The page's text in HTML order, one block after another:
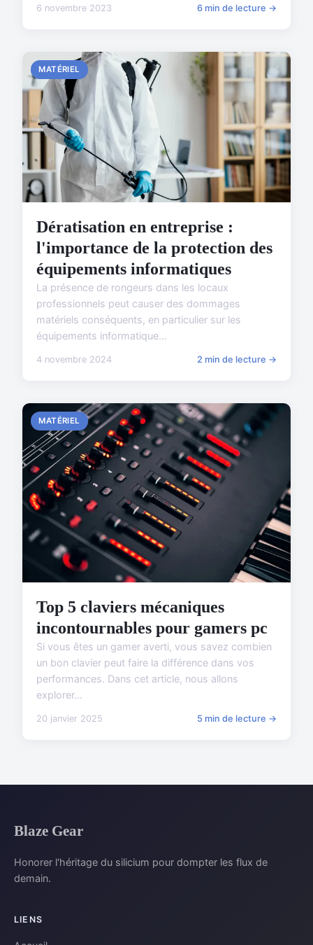
6 novembre 2023 6 min de lecture →
MATÉRIEL
Dératisation en entreprise :
l'importance de la protection des
équipements informatiques
La présence de rongeurs dans les locaux
professionnels peut causer des dommages
matériels conséquents, en particulier sur les
équipements informatique...
4 novembre 2024 2 min de lecture →
MATÉRIEL
Top 5 claviers mécaniques
incontournables pour gamers pc
Si vous êtes un gamer averti, vous savez combien
un bon clavier peut faire la différence dans vos
performances. Dans cet article, nous allons
explorer...
20 janvier 2025 5 min de lecture →
Blaze Gear
Honorer l'héritage du silicium pour dompter les flux de
demain.
LIENS